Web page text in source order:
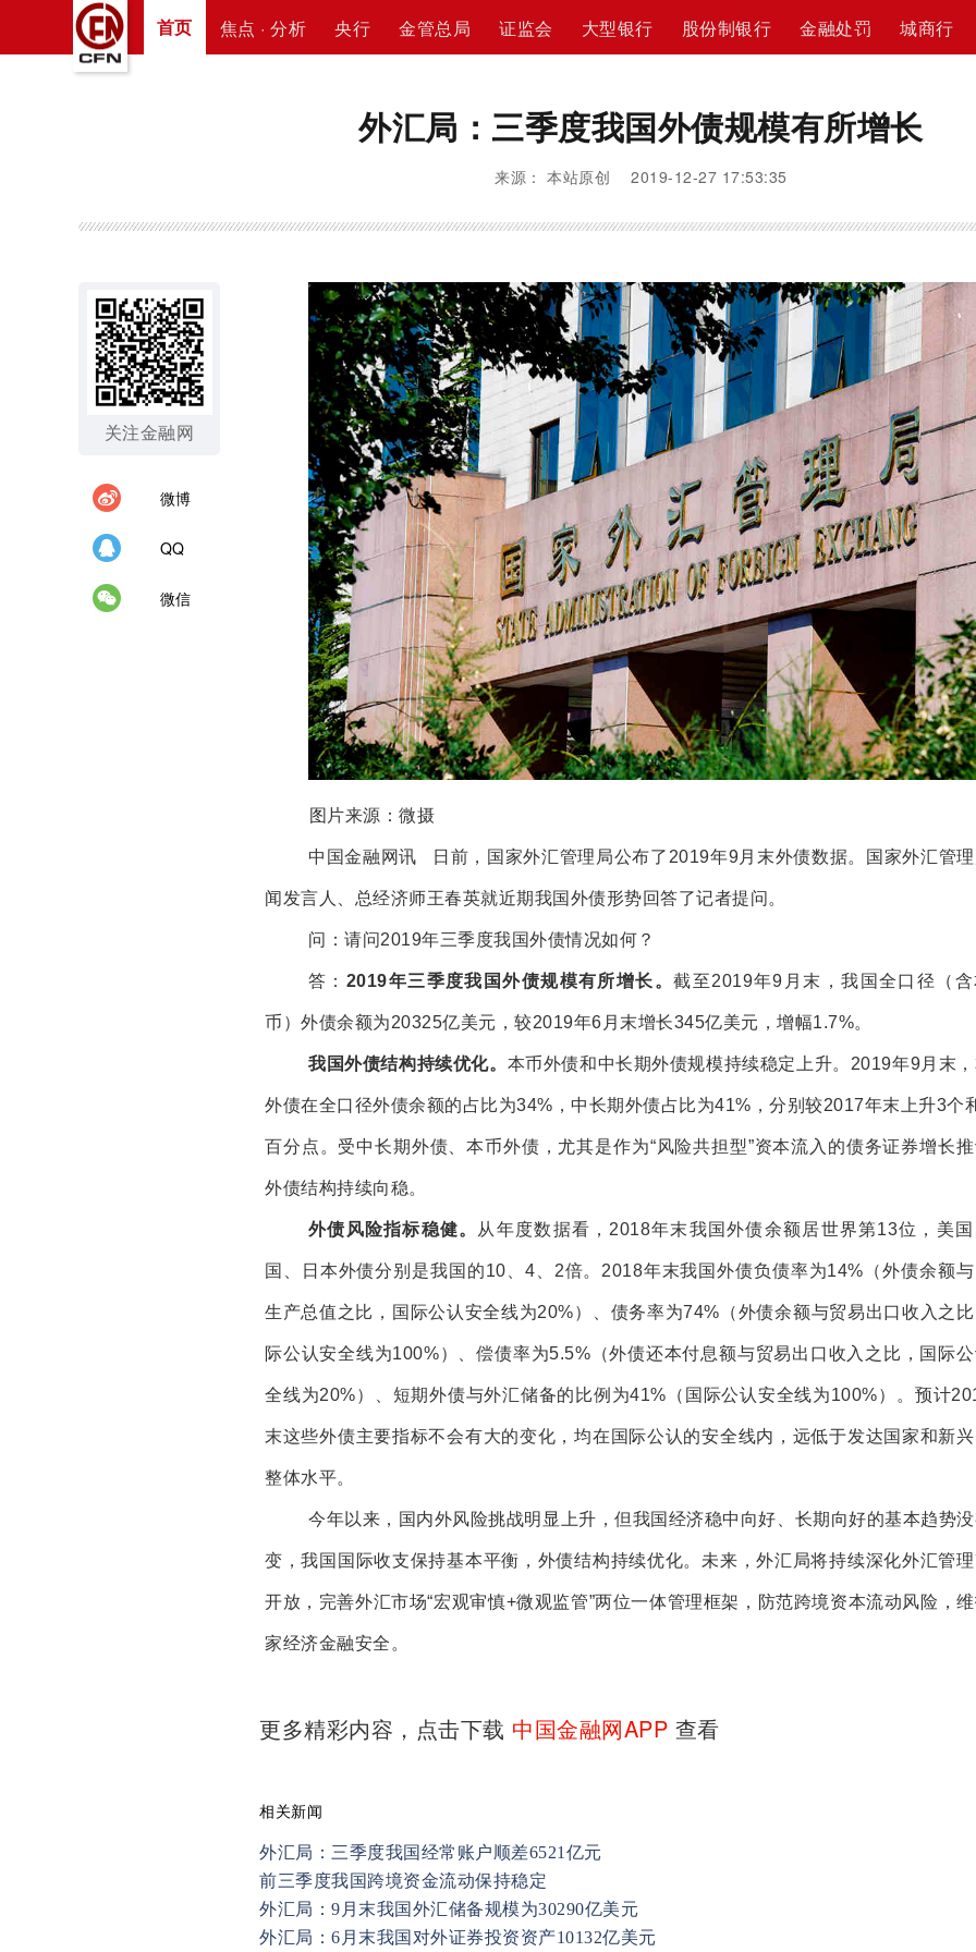
首页 焦点 · 分析 央行 金管总局 证监会 大型银行 股份制银行 金融处罚 城商行
外汇局：三季度我国外债规模有所增长
来源： 本站原创 2019-12-27 17:53:35
关注金融网
微博
QQ
微信
图片来源：微摄
中国金融网讯 日前，国家外汇管理局公布了 2019年9月末外债数据。国家外汇管
闻发言人、总经济师王春英就近期我国外债形势回答了记者提问。
问：请问2019年三季度我国外债情况如何？
答： 2019年三季度我国外债规模有所增长。截至2019年9 月末，我国全口径（
币）外债余额为20325亿美元，较2019年6 月末增长345亿美元，增幅1.7%。
我国外债结构持续优化。 本币外债和中长期外债规模持续稳定上升。 2019年9月末
外债在全口径外债余额的占比为34% ，中长期外债占比为41% ，分别较2017年末上升3个
百分点。受中长期外债、本币外债，尤其是作为“风险共担型”资本流入的债务证券增长
外债结构持续向稳。
外债风险指标稳健。 从年度数据看， 2018年末我国外债余额居世界第13位，美
国、日本外债分别是我国的10 4 2倍。 2018年末我国外债负债率为14% （外债余额
生产总值之比，国际公认安全线为20%）、债务率为74% （外债余额与贸易出口收入之
际公认安全线为100%）、偿债率为5.5% （外债还本付息额与贸易出口收入之比，国际
全线为20%）、短期外债与外汇储备的比例为41% （国际公认安全线为100%）。预计
末这些外债主要指标不会有大的变化，均在国际公认的安全线内，远低于发达国家和新
整体水平。
今年以来，国内外风险挑战明显上升，但我国经济稳中向好、长期向好的基本趋势
变，我国国际收支保持基本平衡，外债结构持续优化。未来，外汇局将持续深化外汇管
开放，完善外汇市场“宏观审慎+微观监管”两位一体管理框架，防范跨境资本流动风险，
家经济金融安全。
更多精彩内容，点击下载 中国金融网APP 查看
相关新闻
外汇局：三季度我国经常账户顺差6521亿元
前三季度我国跨境资金流动保持稳定
外汇局：9月末我国外汇储备规模为30290亿美元
外汇局：6月末我国对外证券投资资产10132亿美元